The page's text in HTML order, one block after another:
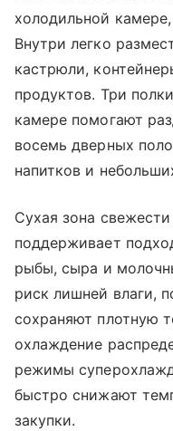
холодильной
Внутри легко
кастрюли,
продуктов. Три
камере помогают
восемь дверных
напитков и
Сухая зона
поддерживает
рыбы, сыра и
риск лишней влаги,
сохраняют плотную
охлаждение
режимы
быстро снижают
закупки.